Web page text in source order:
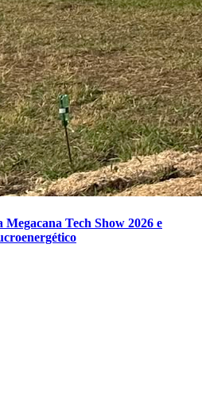
Megacana Tech Show 2026 e